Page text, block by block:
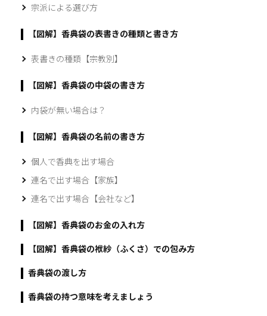
宗派による選び方
【図解】香典袋の表書きの種類と書き方
表書きの種類【宗教別】
【図解】香典袋の中袋の書き方
内袋が無い場合は？
【図解】香典袋の名前の書き方
個人で香典を出す場合
連名で出す場合【家族】
連名で出す場合【会社など】
【図解】香典袋のお金の入れ方
【図解】香典袋の袱紗（ふくさ）での包み方
香典袋の渡し方
香典袋の持つ意味を考えましょう